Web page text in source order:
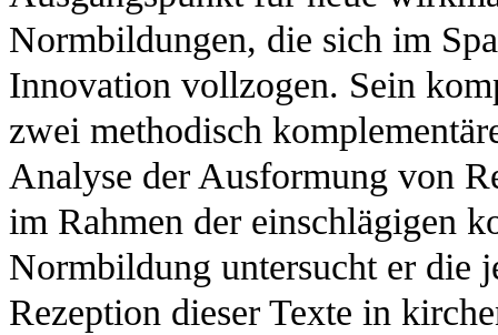
Normbildungen, die sich im
Innovation vollzogen. Sein
zwei methodisch
Analyse der Ausformung von
im Rahmen der einschlägigen
Normbildung untersucht er die
Rezeption dieser Texte in